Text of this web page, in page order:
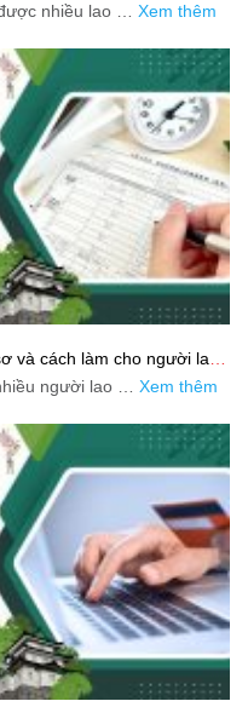
nhiều lao … Xem thêm
và cách làm cho người lao
người lao … Xem thêm